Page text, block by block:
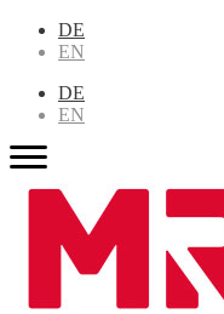
DE
EN
DE
EN